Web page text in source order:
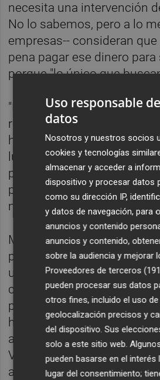
necesita una intervención
No lo sabemos, pero a lo
empresas-- consideran
pena pagar ese dinero
porque "lo único que
"El principal miedo es que
refugio implica amar a los
hacerlo todo por convicción
lucro y estas empresas no
por los animales. Cuando
por el animal no lo trata de
manera", ha pronunciado.
Molina ha explicado que
protección animal y la
unido frente a los
contratan a empresas de
para gestionar refugios y
ha denunciado que, ante
acontecimientos sucedidos
València, en la que el
acogida y adopción de los
Uso responsable
datos
Nosotros y nuestros socios
cookies y tecnologías
almacenar y acceder a
dispositivo y procesar datos
como su dirección IP,
y datos de navegación, para
anuncios y contenido
anuncios y contenido,
sobre la audiencia y mejorar
Proveedores de terceros
pueden procesar sus datos
otros fines, incluido el uso
geolocalización precisos y
del dispositivo. Sus
solo a este sitio web.
pueden basarse en el interés
lugar del consentimiento;